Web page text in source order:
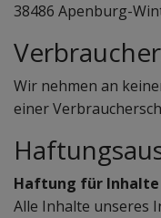
38486 Apenburg-
Wir nehmen an
einer
Haftung für Inhalte
Alle Inhalte unseres